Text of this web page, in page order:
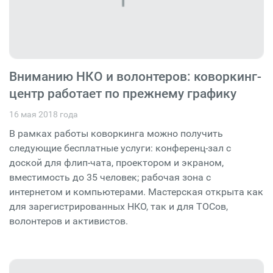
Вниманию НКО и волонтеров: коворкинг-
центр работает по прежнему графику
16 мая 2018 года
В рамках работы коворкинга можно получить
следующие бесплатные услуги: конференц-зал с
доской для флип-чата, проектором и экраном,
вместимость до 35 человек; рабочая зона с
интернетом и компьютерами. Мастерская открыта как
для зарегистрированных НКО, так и для ТОСов,
волонтеров и активистов.